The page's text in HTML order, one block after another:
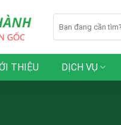
THIỆU DỊCH VỤ